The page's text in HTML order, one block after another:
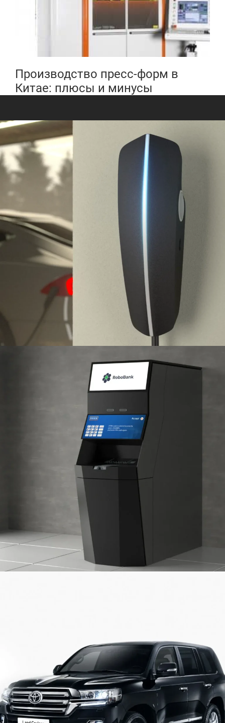
Производство пресс-форм в
Китае: плюсы и минусы